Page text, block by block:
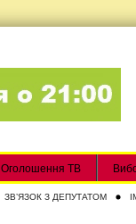
Оголошення ТВ
ЗВʼЯЗОК З ДЕПУТАТОМ